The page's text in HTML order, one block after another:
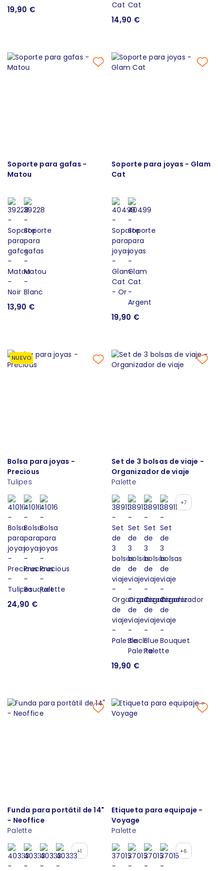
19,90 €
14,90 €
Soporte para gafas -
Matou
13,90 €
Soporte para joyas - Glam
Cat
19,90 €
NUEVO
Bolsa para joyas -
Precious
Tulipes
24,90 €
Set de 3 bolsas de viaje -
Organizador de viaje
Palette
+7
19,90 €
Funda para portátil de 14"
- Neoffice
Palette
+1
Etiqueta para equipaje -
Voyage
Palette
+6